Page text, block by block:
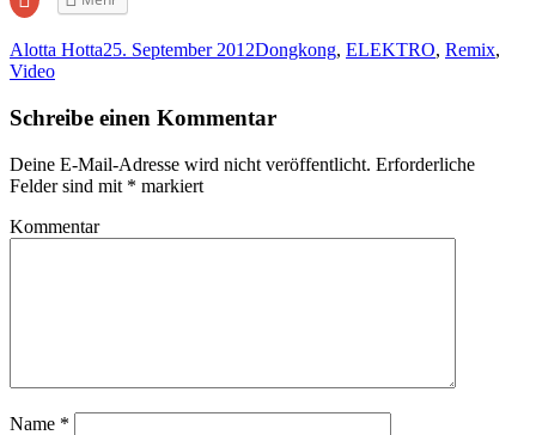
Teilen
anklicken
(Wird
in
Fenster
geöffnet)
Alotta Hotta25. September 2012Dongkong, ELEKTRO, Remix,
Video
Schreibe einen Kommentar
Deine E-Mail-Adresse wird nicht veröffentlicht. Erforderliche
Felder sind mit * markiert
Kommentar
Name *